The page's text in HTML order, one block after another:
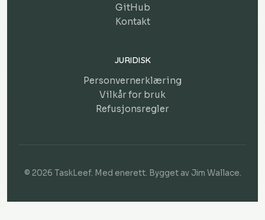
GitHub
Kontakt
JURIDISK
Personvernerklæring
Vilkår for bruk
Refusjonsregler
© 2026 TaskLeef. Med enerett. Bygget av Jim Wallace.